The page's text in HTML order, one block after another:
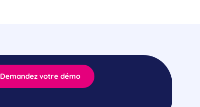
Demandez votre démo